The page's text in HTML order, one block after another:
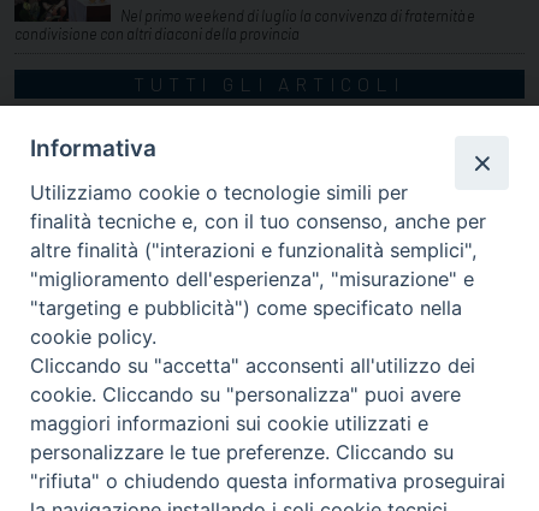
Nel primo weekend di luglio la convivenza di fraternità e
condivisione con altri diaconi della provincia
TUTTI GLI ARTICOLI
via Amedeo Rossi, 28 - 12100 Cuneo
segreteriagenerale@diocesicuneofossano.it
c.f. 96017380047
Informativa
Utilizziamo cookie o tecnologie simili per
finalità tecniche e, con il tuo consenso, anche per
altre finalità ("interazioni e funzionalità semplici",
"miglioramento dell'esperienza", "misurazione" e
"targeting e pubblicità") come specificato nella
cookie policy.
Cliccando su "accetta" acconsenti all'utilizzo dei
cookie. Cliccando su "personalizza" puoi avere
maggiori informazioni sui cookie utilizzati e
personalizzare le tue preferenze. Cliccando su
"rifiuta" o chiudendo questa informativa proseguirai